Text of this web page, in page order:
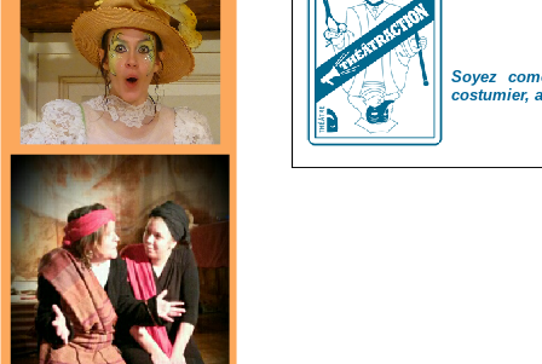
Soyez
costumier,